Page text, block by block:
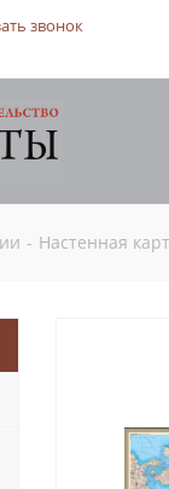
звонок
- Настенная